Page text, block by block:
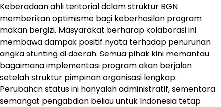
Keberadaan ahli teritorial dalam struktur BGN
memberikan optimisme bagi keberhasilan program
makan bergizi. Masyarakat berharap kolaborasi ini
membawa dampak positif nyata terhadap penurunan
angka stunting di daerah. Semua pihak kini memantau
bagaimana implementasi program akan berjalan
setelah struktur pimpinan organisasi lengkap.
Perubahan status ini hanyalah administratif, sementara
semangat pengabdian beliau untuk Indonesia tetap